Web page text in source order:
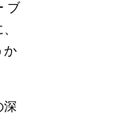
ブ
か
深